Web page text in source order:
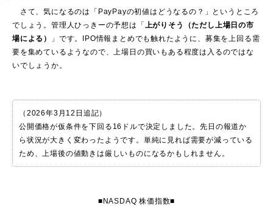
さて、気になるのは「PayPayの初値はどうなるの？」というところ
でしょう。管理人ひっきーの予想は「 上がりそう（ただし上場日の市
場による）
」です。IPO情報まとめでも触れたように、募集を上回る需
要を集めているようなので、上場日の買いもある程度は入るのではな
いでしょうか。
（2026年3月12日追記）
公開価格が仮条件を下回る16ドルで決定しました。先日の報道か
ら状況が大きく変わったようです。単純に見れば需要が減っている
ため、上場後の値動きは厳しいものになるかもしれません。
■NASDAQ 株価指数■